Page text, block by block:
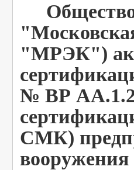
Общество
"МРЭК")
№ ВР
СМК)